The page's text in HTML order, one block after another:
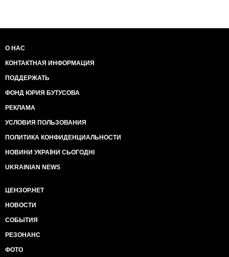
О НАС
КОНТАКТНАЯ ИНФОРМАЦИЯ
ПОДДЕРЖАТЬ
ФОНД ЮРИЯ БУТУСОВА
РЕКЛАМА
УСЛОВИЯ ПОЛЬЗОВАНИЯ
ПОЛИТИКА КОНФИДЕНЦИАЛЬНОСТИ
НОВИНИ УКРАЇНИ СЬОГОДНІ
UKRAINIAN NEWS
ЦЕНЗОР.НЕТ
НОВОСТИ
СОБЫТИЯ
РЕЗОНАНС
ФОТО